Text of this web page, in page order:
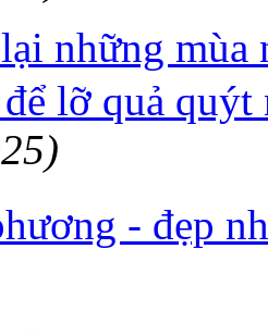
những mùa
lỡ quả quýt
- đẹp